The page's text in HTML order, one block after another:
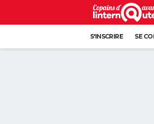
S'INSCRIRE SE